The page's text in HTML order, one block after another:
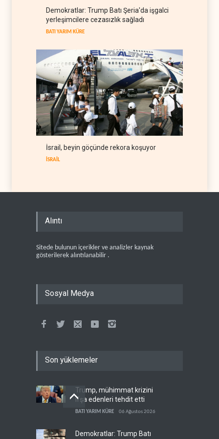
politikasındaki ertelemeler
ABD seçimlerini riske atıyor
Demokratlar: Trump Batı Şeria'da işgalci
yerleşimcilere cezasızlık sağladı
BATI YARIM KÜRE
İsrail, beyin göçünde rekora koşuyor
İSRAİL
Alıntı
Sitede bulunun içerikler ve analizler kaynak
gösterilerek alıntılanabilir .
Sosyal Medya
Son yüklemeler
Trump, mühimmat krizini
ifşa edenleri tehdit etti
BATI YARIM KÜRE 06 Ağustos 2026
Demokratlar: Trump Batı